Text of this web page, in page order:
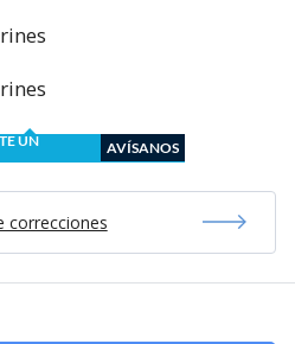
UN
AVÍSANOS
correcciones